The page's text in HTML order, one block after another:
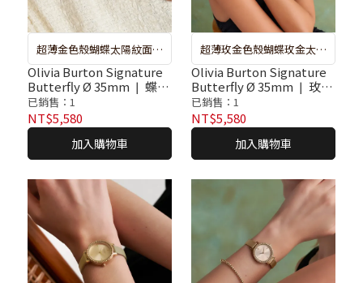
超薄金色殼蝴蝶太陽紋面不
鏽鋼米蘭腕錶
Olivia Burton Signature
Butterfly Ø 35mm ❘ 蝶舞
金色太陽紋不鏽鋼米蘭腕
錶
已銷售：1
NT$5,580
加入購物車
超薄玫金色殼蝴蝶玫金太陽
紋面不鏽鋼米蘭腕錶
Olivia Burton Signature
Butterfly Ø 35mm ❘ 玫瑰
金蝶舞太陽紋不鏽鋼米蘭
腕錶
已銷售：1
NT$5,580
加入購物車